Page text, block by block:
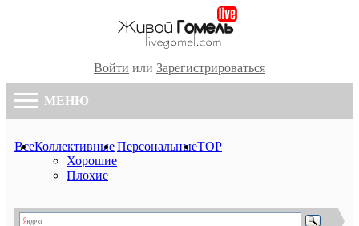
Войти или Зарегистрироваться
МЕНЮ
ВсеКоллективные
Хорошие
Плохие
ПерсональныеTOP